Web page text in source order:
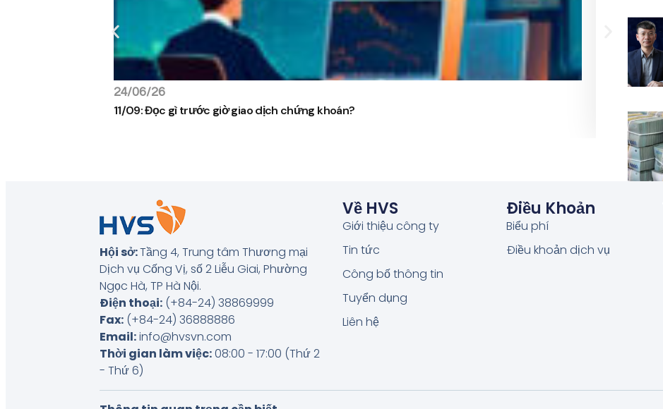
24/06/26
11/09: Đọc gì trước giờ giao dịch chứng khoán? Phó
Hội sở:Tầng 4, Trung tâm Thương mại
Dịch vụ Cống Vị, số 2 Liễu Giai, Phường
Ngọc Hà, TP Hà Nội.
Điện thoại:(+84-24) 38869999
Fax:(+84-24) 36888886
Email:info@hvsvn.com
Thời gian làm việc:08:00 - 17:00 (Thứ 2
- Thứ 6)
Về HVS
Giới thiệu công ty
Tin tức
Công bố thông tin
Tuyển dụng
Liên hệ
Điều Khoản
Biểu phí
Điều khoản dịch vụ